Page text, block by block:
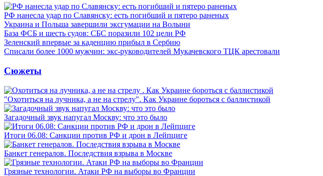
РФ нанесла удар по Славянску: есть погибший и пятеро раненых
Украина и Польша завершили эксгумации на Волыни
База ФСБ и шесть судов: СБС поразили 102 цели РФ
Зеленский впервые за каденцию прибыл в Сербию
Списали более 1000 мужчин: экс-руководителей Мукачевского ТЦК арестовали
Сюжеты
"Охотиться на лучника, а не на стрелу". Как Украине бороться с баллистикой
Загадочный звук напугал Москву: что это было
Итоги 06.08: Санкции против РФ и дрон в Лейпциге
Банкет генералов. Последствия взрыва в Москве
Грязные технологии. Атаки РФ на выборы во Франции